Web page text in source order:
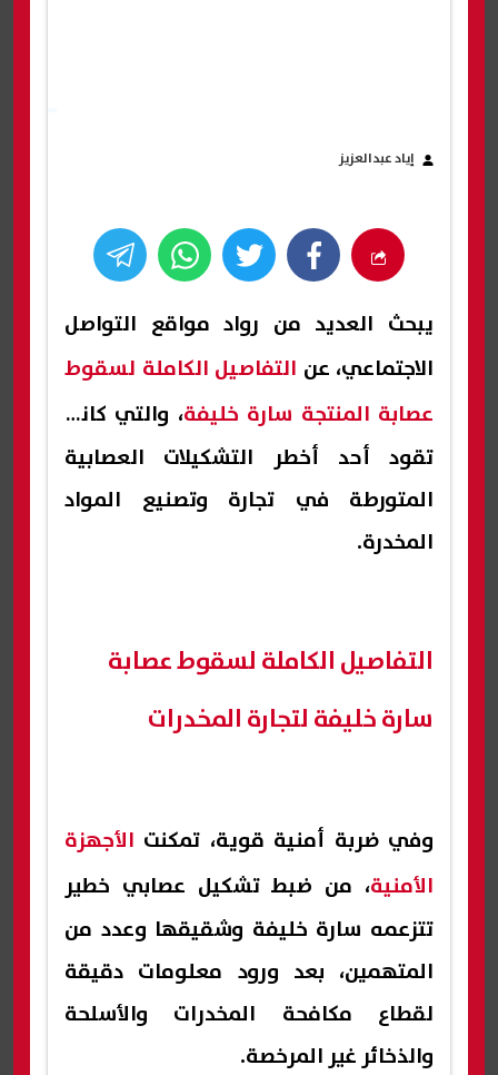
إياد عبدالعزيز
يبحث العديد من رواد مواقع التواصل
الاجتماعي، عن التفاصيل الكاملة لسقوط
عصابة المنتجة سارة خليفة، والتي كانت
تقود أحد أخطر التشكيلات العصابية
المتورطة في تجارة وتصنيع المواد
المخدرة.
التفاصيل الكاملة لسقوط عصابة
سارة خليفة لتجارة المخدرات
وفي ضربة أمنية قوية، تمكنت الأجهزة
الأمنية، من ضبط تشكيل عصابي خطير
تتزعمه سارة خليفة وشقيقها وعدد من
المتهمين، بعد ورود معلومات دقيقة
لقطاع مكافحة المخدرات والأسلحة
والذخائر غير المرخصة.